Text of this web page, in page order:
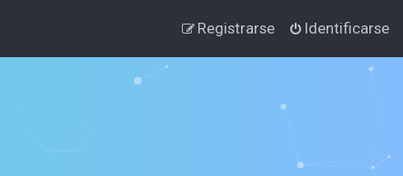
Identificarse
Registrarse